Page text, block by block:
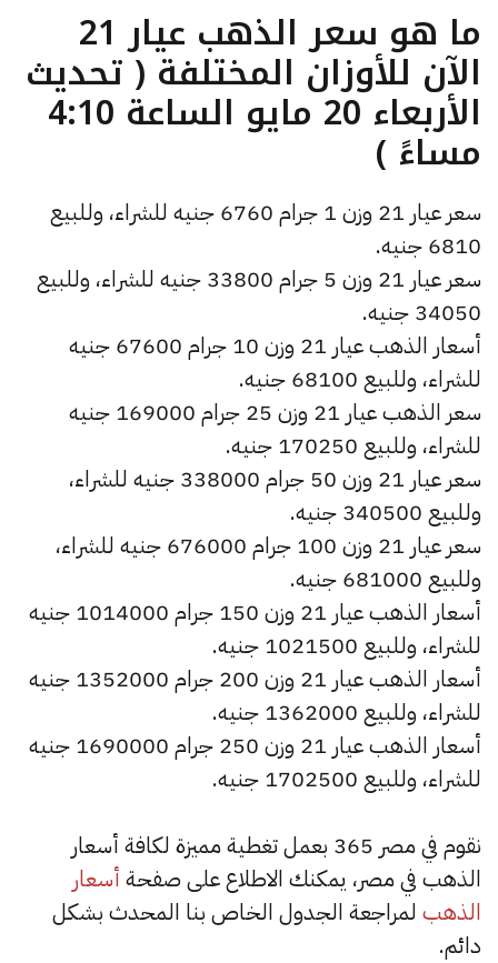
ما هو سعر الذهب عيار 21
الآن للأوزان المختلفة ( تحديث
الأربعاء 20 مايو الساعة 4:10
مساءً )
سعر عيار 21 وزن 1 جرام 6760 جنيه للشراء، وللبيع
6810 جنيه.
سعر عيار 21 وزن 5 جرام 33800 جنيه للشراء، وللبيع
34050 جنيه.
أسعار الذهب عيار 21 وزن 10 جرام 67600 جنيه
للشراء، وللبيع 68100 جنيه.
سعر الذهب عيار 21 وزن 25 جرام 169000 جنيه
للشراء، وللبيع 170250 جنيه.
سعر عيار 21 وزن 50 جرام 338000 جنيه للشراء،
وللبيع 340500 جنيه.
سعر عيار 21 وزن 100 جرام 676000 جنيه للشراء،
وللبيع 681000 جنيه.
أسعار الذهب عيار 21 وزن 150 جرام 1014000 جنيه
للشراء، وللبيع 1021500 جنيه.
أسعار الذهب عيار 21 وزن 200 جرام 1352000 جنيه
للشراء، وللبيع 1362000 جنيه.
أسعار الذهب عيار 21 وزن 250 جرام 1690000 جنيه
للشراء، وللبيع 1702500 جنيه.
نقوم في مصر 365 بعمل تغطية مميزة لكافة أسعار
الذهب في مصر، يمكنك الاطلاع على صفحة أسعار
الذهب لمراجعة الجدول الخاص بنا المحدث بشكل
دائم.